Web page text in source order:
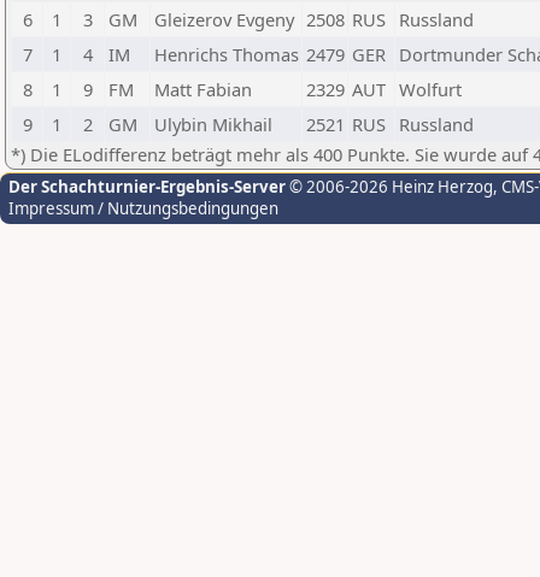
6
1 3 GM Gleizerov Evgeny 2508 RUS Russland
7
1 4 IM Henrichs Thomas 2479 GER Dortmunder
8
1 9 FM Matt Fabian 2329 AUT Wolfurt
9
1 2 GM Ulybin Mikhail 2521 RUS Russland
*) Die ELodifferenz beträgt mehr als 400 Punkte. Sie wurde auf
Der Schachturnier-Ergebnis-Server© 2006-2026 Heinz Herzog,
Impressum / Nutzungsbedingungen